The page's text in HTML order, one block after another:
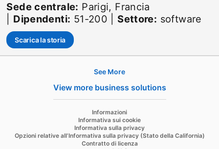
Sede centrale: Parigi, Francia
Dipendenti: 51-200 | Settore: software
Scarica la storiaopens in a new tab
Referrals
See More
View more business solutions
Informazioni
Informativa sui cookie
Informativa sulla privacy
Opzioni relative all’Informativa sulla privacy (Stato della California)
Contratto di licenza